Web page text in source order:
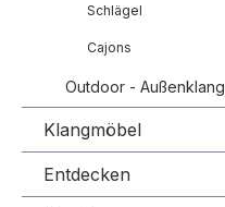
Schlägel
Cajons
Outdoor - Außenklang
Klangmöbel
Entdecken